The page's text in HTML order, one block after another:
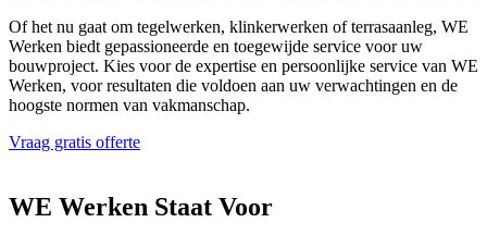
Of het nu gaat om tegelwerken, klinkerwerken of terrasaanleg, WE
Werken biedt gepassioneerde en toegewijde service voor uw
bouwproject. Kies voor de expertise en persoonlijke service van WE
Werken, voor resultaten die voldoen aan uw verwachtingen en de
hoogste normen van vakmanschap.
Vraag gratis offerte
WE Werken Staat Voor